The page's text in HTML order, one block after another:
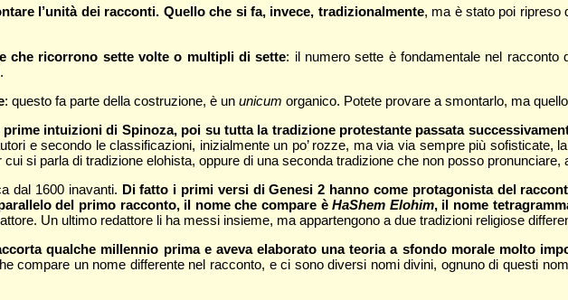
l’unità dei racconti. Quello che si fa, invece, tradizionalmente, ma è stato poi ripreso
che ricorrono sette volte o multipli di sette: il numero sette è fondamentale nel racconto
: questo fa parte della costruzione, è un unicum organico. Potete provare a smontarlo, ma
intuizioni di Spinoza, poi su tutta la tradizione protestante passata
e secondo le classificazioni, inizialmente un po’ rozze, ma via via sempre più sofisticate,
si parla di tradizione elohista, oppure di una seconda tradizione che non posso
dal 1600 inavanti. Di fatto i primi versi di Genesi 2 hanno come protagonista del
del primo racconto, il nome che compare èHaShem Elohim, il nome
Un ultimo redattore li ha messi insieme, ma appartengono a due tradizioni religiose
qualche millennio prima e aveva elaborato una teoria a sfondo morale molto
compare un nome differente nel racconto, e ci sono diversi nomi divini, ognuno di questi